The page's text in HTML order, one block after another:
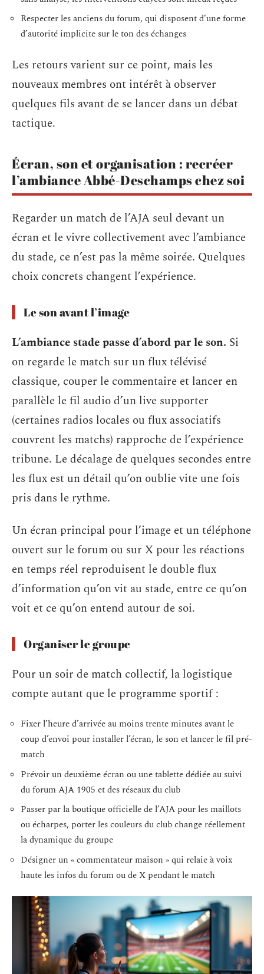
Respecter les anciens du forum, qui disposent d’une forme
d’autorité implicite sur le ton des échanges
Les retours varient sur ce point, mais les
nouveaux membres ont intérêt à observer
quelques fils avant de se lancer dans un débat
tactique.
Écran, son et organisation : recréer
l’ambiance Abbé-Deschamps chez soi
Regarder un match de l’AJA seul devant un
écran et le vivre collectivement avec l’ambiance
du stade, ce n’est pas la même soirée. Quelques
choix concrets changent l’expérience.
Le son avant l’image
L’ambiance stade passe d’abord par le son. Si
on regarde le match sur un flux télévisé
classique, couper le commentaire et lancer en
parallèle le fil audio d’un live supporter
(certaines radios locales ou flux associatifs
couvrent les matchs) rapproche de l’expérience
tribune. Le décalage de quelques secondes entre
les flux est un détail qu’on oublie vite une fois
pris dans le rythme.
Un écran principal pour l’image et un téléphone
ouvert sur le forum ou sur X pour les réactions
en temps réel reproduisent le double flux
d’information qu’on vit au stade, entre ce qu’on
voit et ce qu’on entend autour de soi.
Organiser le groupe
Pour un soir de match collectif, la logistique
compte autant que le programme sportif :
Fixer l’heure d’arrivée au moins trente minutes avant le
coup d’envoi pour installer l’écran, le son et lancer le fil pré-
match
Prévoir un deuxième écran ou une tablette dédiée au suivi
du forum AJA 1905 et des réseaux du club
Passer par la boutique officielle de l’AJA pour les maillots
ou écharpes, porter les couleurs du club change réellement
la dynamique du groupe
Désigner un « commentateur maison » qui relaie à voix
haute les infos du forum ou de X pendant le match